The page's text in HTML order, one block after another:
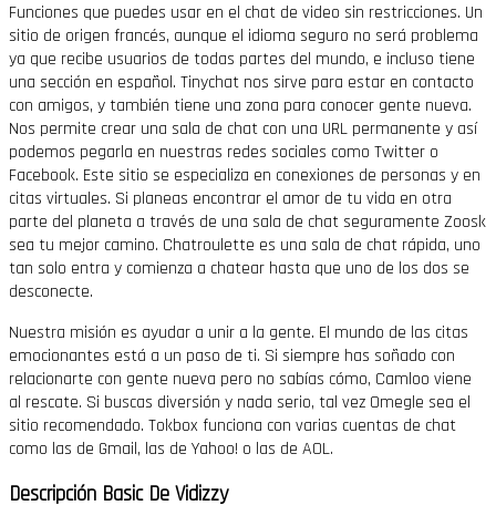
Funciones que puedes usar en el chat de video sin restricciones. Un
sitio de origen francés, aunque el idioma seguro no será problema
ya que recibe usuarios de todas partes del mundo, e incluso tiene
una sección en español. Tinychat nos sirve para estar en contacto
con amigos, y también tiene una zona para conocer gente nueva.
Nos permite crear una sala de chat con una URL permanente y así
podemos pegarla en nuestras redes sociales como Twitter o
Facebook. Este sitio se especializa en conexiones de personas y en
citas virtuales. Si planeas encontrar el amor de tu vida en otra
parte del planeta a través de una sala de chat seguramente Zoosk
sea tu mejor camino. Chatroulette es una sala de chat rápida, uno
tan solo entra y comienza a chatear hasta que uno de los dos se
desconecte.
Nuestra misión es ayudar a unir a la gente. El mundo de las citas
emocionantes está a un paso de ti. Si siempre has soñado con
relacionarte con gente nueva pero no sabías cómo, Camloo viene
al rescate. Si buscas diversión y nada serio, tal vez Omegle sea el
sitio recomendado. Tokbox funciona con varias cuentas de chat
como las de Gmail, las de Yahoo! o las de AOL.
Descripción Basic De Vidizzy